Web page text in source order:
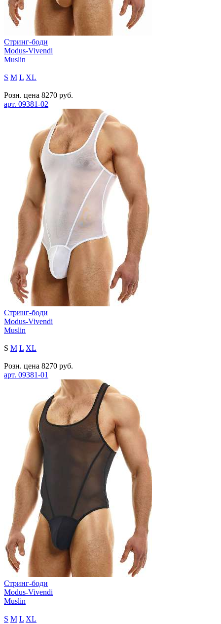
Стринг-боди
Modus-Vivendi
Muslin
S M L XL
Розн. цена 8270 руб.
арт. 09381-02
Стринг-боди
Modus-Vivendi
Muslin
S M L XL
Розн. цена 8270 руб.
арт. 09381-01
Стринг-боди
Modus-Vivendi
Muslin
S M L XL